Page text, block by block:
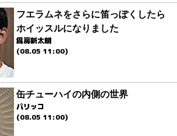
フエラムネをさらに笛っぽくしたら
ホイッスルになりました
爲房新太朗
(08.05 11:00)
缶チューハイの内側の世界
パリッコ
(08.05 11:00)